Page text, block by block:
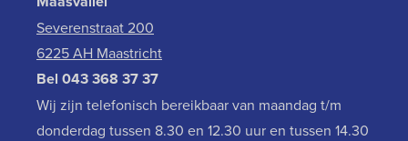
Severenstraat 200
6225 AH Maastricht
Bel 043 368 37 37
Wij zijn telefonisch bereikbaar van maandag t/m
donderdag tussen 8.30 en 12.30 uur en tussen 14.30